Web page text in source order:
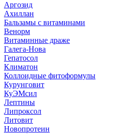
Аргозид
Ахиллан
Бальзамы с витаминами
Венорм
Витаминные драже
Галега-Нова
Гепатосол
Климатон
Коллоидные фитоформулы
Курунговит
КуЭМсил
Лептины
Липроксол
Литовит
Новопротеин